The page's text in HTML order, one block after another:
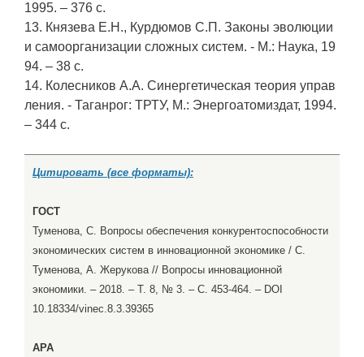
1995. – 376 c.
13. Князева Е.Н., Курдюмов С.П. Законы эволюции
и самоорганизации сложных систем. - М.: Наука, 19
94. – 38 c.
14. Колесников А.А. Синергетическая теория управ
ления. - Таганрог: ТРТУ, М.: Энергоатомиздат, 1994.
– 344 c.
Цитировать (все форматы):
ГОСТ
Туменова, С. Вопросы обеспечения конкурентоспособности
экономических систем в инновационной экономике / С.
Туменова, А. Жерукова // Вопросы инновационной
экономики. – 2018. – Т. 8, № 3. – С. 453-464. – DOI
10.18334/vinec.8.3.39365
APA